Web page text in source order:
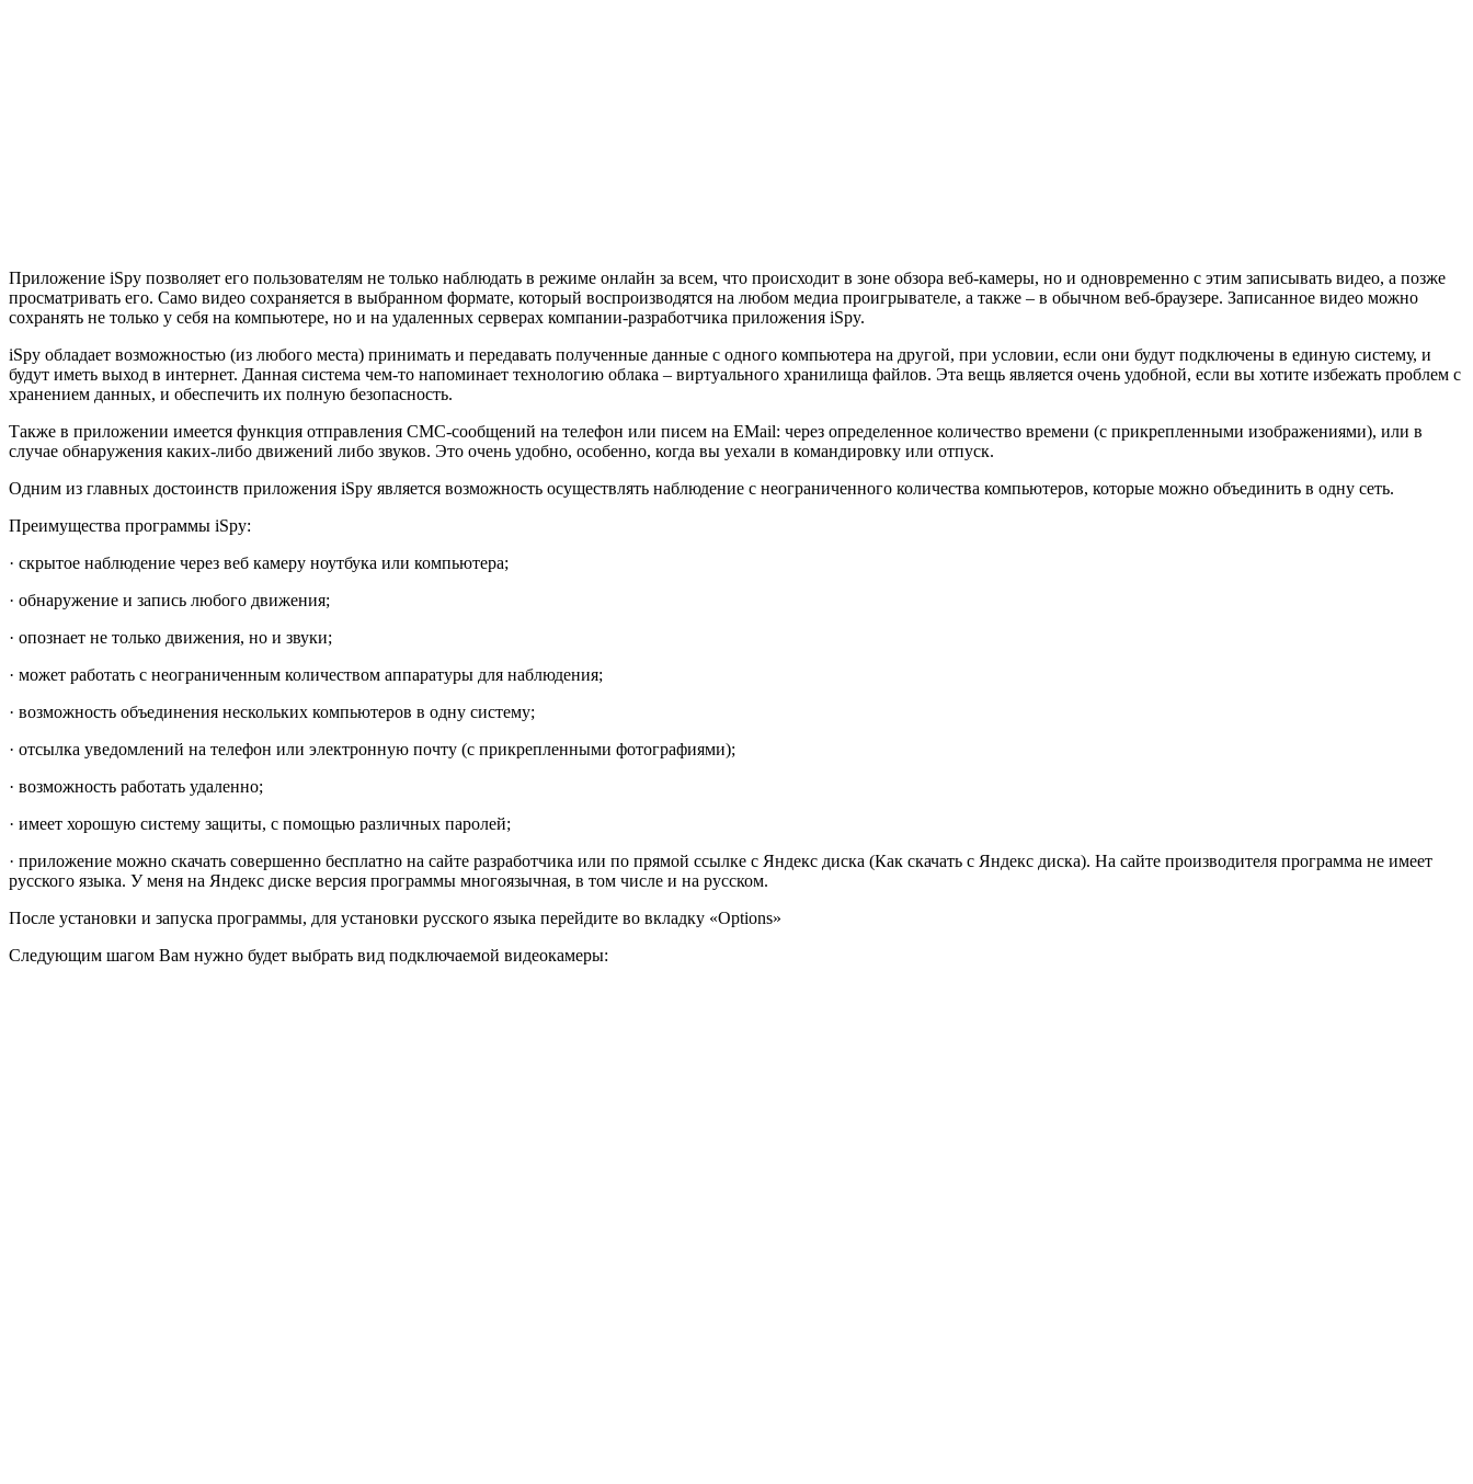
Приложение iSpy позволяет его пользователям не только наблюдать в режиме онлайн за всем, что происходит в зоне обзора веб-камеры, но и одновременно с этим записывать видео, а позже
просматривать его. Само видео сохраняется в выбранном формате, который воспроизводятся на любом медиа проигрывателе, а также – в обычном веб-браузере. Записанное видео можно
сохранять не только у себя на компьютере, но и на удаленных серверах компании-разработчика приложения iSpy.
iSpy обладает возможностью (из любого места) принимать и передавать полученные данные с одного компьютера на другой, при условии, если они будут подключены в единую систему, и
будут иметь выход в интернет. Данная система чем-то напоминает технологию облака – виртуального хранилища файлов. Эта вещь является очень удобной, если вы хотите избежать проблем с
хранением данных, и обеспечить их полную безопасность.
Также в приложении имеется функция отправления СМС-сообщений на телефон или писем на EMail: через определенное количество времени (с прикрепленными изображениями), или в
случае обнаружения каких-либо движений либо звуков. Это очень удобно, особенно, когда вы уехали в командировку или отпуск.
Одним из главных достоинств приложения iSpy является возможность осуществлять наблюдение с неограниченного количества компьютеров, которые можно объединить в одну сеть.
Преимущества программы iSpy:
· скрытое наблюдение через веб камеру ноутбука или компьютера;
· обнаружение и запись любого движения;
· опознает не только движения, но и звуки;
· может работать с неограниченным количеством аппаратуры для наблюдения;
· возможность объединения нескольких компьютеров в одну систему;
· отсылка уведомлений на телефон или электронную почту (с прикрепленными фотографиями);
· возможность работать удаленно;
· имеет хорошую систему защиты, с помощью различных паролей;
· приложение можно скачать совершенно бесплатно на сайте разработчика или по прямой ссылке с Яндекс диска (Как скачать с Яндекс диска). На сайте производителя программа не имеет
русского языка. У меня на Яндекс диске версия программы многоязычная, в том числе и на русском.
После установки и запуска программы, для установки русского языка перейдите во вкладку «Options»
Следующим шагом Вам нужно будет выбрать вид подключаемой видеокамеры: